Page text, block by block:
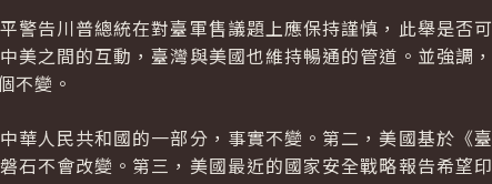
警告川普總統在對臺軍售議題上應保持謹慎，此舉是否可
之間的互動，臺灣與美國也維持暢通的管道。並強調，
不變。
華人民共和國的一部分，事實不變。第二，美國基於《臺
石不會改變。第三，美國最近的國家安全戰略報告希望印